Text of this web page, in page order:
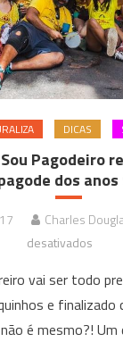
DICAS
Pagodeiro
dos anos
Charles
desativados
Beija
Que
Eu
vai ser todo
e finalizado
é mesmo?!